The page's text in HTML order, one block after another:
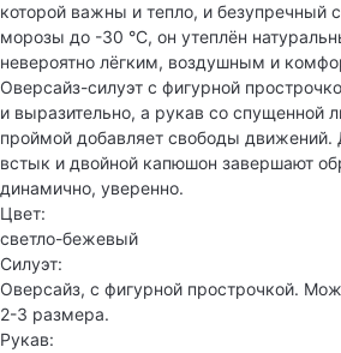
которой важны и тепло, и безупречный
морозы до -30 °C, он утеплён
невероятно лёгким, воздушным и
Оверсайз-силуэт с фигурной
и выразительно, а рукав со спущенной
проймой добавляет свободы движений.
встык и двойной капюшон завершают
динамично, уверенно.
Цвет:
светло-бежевый
Силуэт:
Оверсайз, с фигурной прострочкой.
2-3 размера.
Рукав: